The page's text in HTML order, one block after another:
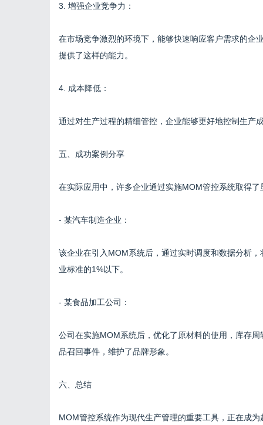
3. 增强企业竞争力：
在市场竞争激烈的环境下，能够快速响应客户需求的企
提供了这样的能力。
4. 成本降低：
通过对生产过程的精细管控，企业能够更好地控制生产
五、成功案例分享
在实际应用中，许多企业通过实施MOM管控系统取得
- 某汽车制造企业：
该企业在引入MOM系统后，通过实时调度和数据分析
业标准的1%以下。
- 某食品加工公司：
公司在实施MOM系统后，优化了原材料的使用，库存
品召回事件，维护了品牌形象。
六、总结
MOM管控系统作为现代生产管理的重要工具，正在成